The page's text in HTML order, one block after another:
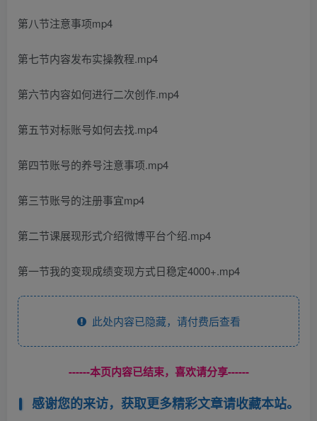
第八节注意事项mp4
第七节内容发布实操教程.mp4
第六节内容如何进行二次创作.mp4
第五节对标账号如何去找.mp4
第四节账号的养号注意事项.mp4
第三节账号的注册事宜mp4
第二节课展现形式介绍微博平台个绍.mp4
第一节我的变现成绩变现方式日稳定4000+.mp4
此处内容已隐藏，请付费后查看
------本页内容已结束，喜欢请分享------
感谢您的来访，获取更多精彩文章请收藏本站。